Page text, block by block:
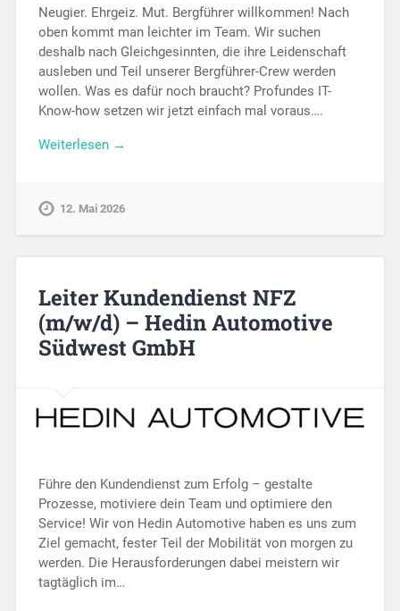
Neugier. Ehrgeiz. Mut. Bergführer willkommen! Nach
oben kommt man leichter im Team. Wir suchen
deshalb nach Gleichgesinnten, die ihre Leidenschaft
ausleben und Teil unserer Bergführer-Crew werden
wollen. Was es dafür noch braucht? Profundes IT-
Know-how setzen wir jetzt einfach mal voraus….
Weiterlesen →
12. Mai 2026
Leiter Kundendienst NFZ
(m/w/d) – Hedin Automotive
Südwest GmbH
Führe den Kundendienst zum Erfolg – gestalte
Prozesse, motiviere dein Team und optimiere den
Service! Wir von Hedin Automotive haben es uns zum
Ziel gemacht, fester Teil der Mobilität von morgen zu
werden. Die Herausforderungen dabei meistern wir
tagtäglich im…